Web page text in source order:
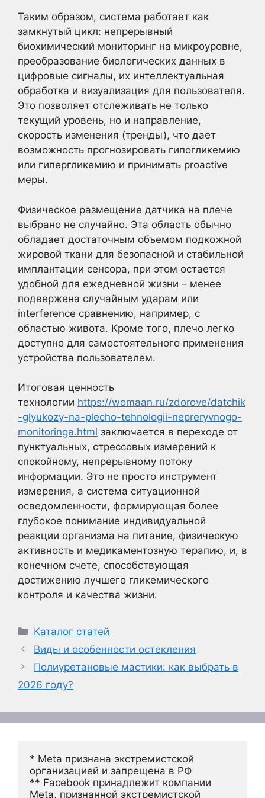
Таким образом, система работает как
замкнутый цикл: непрерывный
биохимический мониторинг на микроуровне,
преобразование биологических данных в
цифровые сигналы, их интеллектуальная
обработка и визуализация для пользователя.
Это позволяет отслеживать не только
текущий уровень, но и направление,
скорость изменения (тренды), что дает
возможность прогнозировать гипогликемию
или гипергликемию и принимать proactive
меры.
Физическое размещение датчика на плече
выбрано не случайно. Эта область обычно
обладает достаточным объемом подкожной
жировой ткани для безопасной и стабильной
имплантации сенсора, при этом остается
удобной для ежедневной жизни – менее
подвержена случайным ударам или
interference сравнению, например, с
областью живота. Кроме того, плечо легко
доступно для самостоятельного применения
устройства пользователем.
Итоговая ценность
технологии https://womaan.ru/zdorove/datchik
-glyukozy-na-plecho-tehnologii-nepreryvnogo-
monitoringa.html заключается в переходе от
пунктуальных, стрессовых измерений к
спокойному, непрерывному потоку
информации. Это не просто инструмент
измерения, а система ситуационной
осведомленности, формирующая более
глубокое понимание индивидуальной
реакции организма на питание, физическую
активность и медикаментозную терапию, и, в
конечном счете, способствующая
достижению лучшего гликемического
контроля и качества жизни.
Рубрики
Каталог статей
Виды и особенности остекления
Полиуретановые мастики: как выбрать в
2026 году?
* Meta признана экстремистской
организацией и запрещена в РФ
** Facebook принадлежит компании
Meta, признанной экстремистской